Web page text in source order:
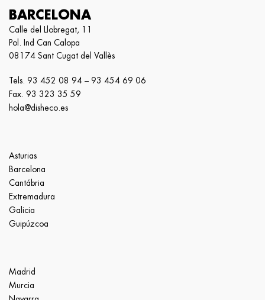
BARCELONA
Calle del Llobregat, 11
Pol. Ind Can Calopa
08174 Sant Cugat del Vallès
Tels. 93 452 08 94 – 93 454 69 06
Fax. 93 323 35 59
hola@disheco.es
Asturias
Barcelona
Cantábria
Extremadura
Galicia
Guipúzcoa
Madrid
Murcia